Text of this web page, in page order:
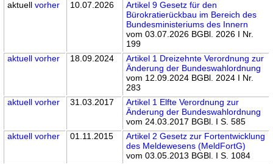
aktuellvorher 10.07.2026
Artikel 9 Gesetz für den
Bürokratierückbau im Bereich des
Bundesministeriums des Innern
vom 03.07.2026 BGBl. 2026 I Nr.
199
aktuell vorher 18.09.2024
Artikel 1 Dreizehnte Verordnung zur
Änderung der Bundeswahlordnung
vom 12.09.2024 BGBl. 2024 I Nr.
283
aktuell vorher 31.03.2017
Artikel 1 Elfte Verordnung zur
Änderung der Bundeswahlordnung
vom 24.03.2017 BGBl. I S. 585
aktuell vorher 01.11.2015
Artikel 2 Gesetz zur Fortentwicklung
des Meldewesens (MeldFortG)
vom 03.05.2013 BGBl. I S. 1084